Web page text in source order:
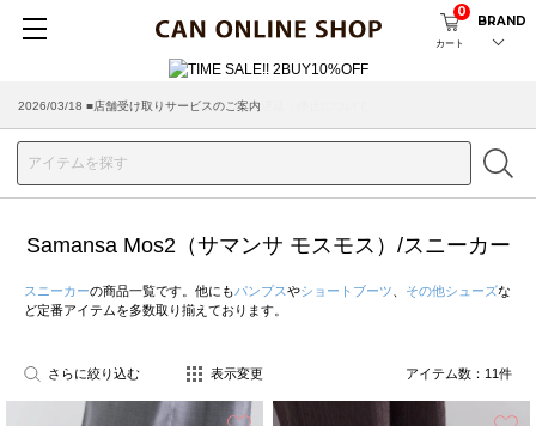
カート
0
BRAND
2026/03/18 ■店舗受け取りサービスのご案内
Samansa Mos2（サマンサ モスモス）/スニーカー
スニーカーの商品一覧です。他にもパンプスやショートブーツ その他シューズな
ど定番アイテムを多数取り揃えております。
さらに絞り込む 表示変更 アイテム数： 11件
お気に入り